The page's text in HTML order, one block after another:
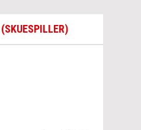
(SKUESPILLER)